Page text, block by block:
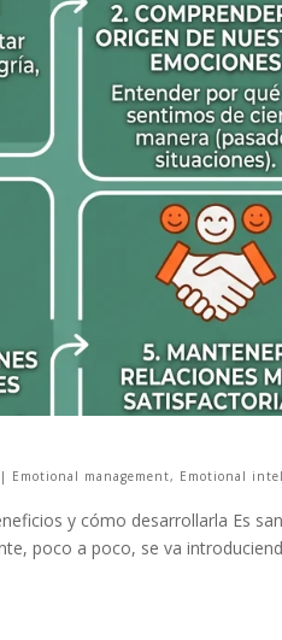
| Emotional management, Emotional
y cómo desarrollarla Es
poco a poco, se va